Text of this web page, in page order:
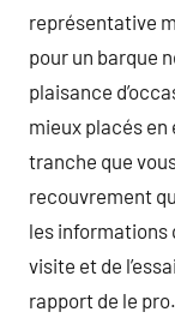
représentative
pour un barque
plaisance
mieux placés
tranche que
recouvrement
les informations
visite et de
rapport de le